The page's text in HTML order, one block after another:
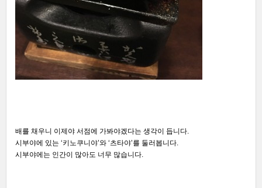
배를 채우니 이제야 서점에 가봐야겠다는 생각이 듭니다.
시부야에 있는 ‘키노쿠니야’와 ‘츠타야’를 둘러봅니다.
시부야에는 인간이 많아도 너무 많습니다.